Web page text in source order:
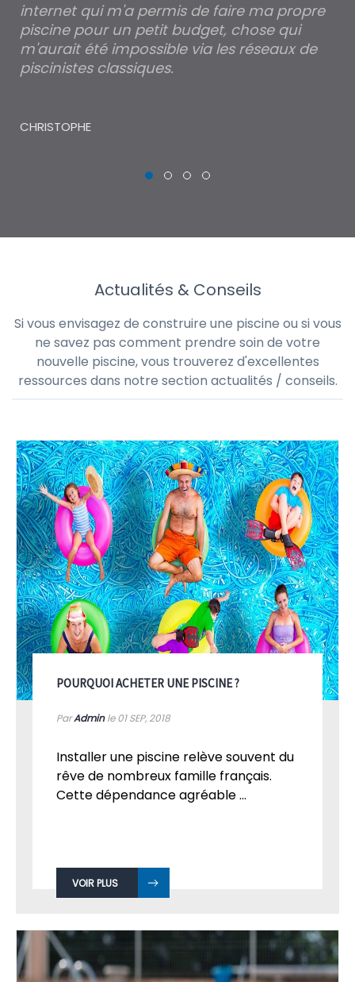
internet qui m'a permis de faire ma propre
piscine pour un petit budget, chose qui
m'aurait été impossible via les réseaux de
piscinistes classiques.
CHRISTOPHE
Actualités & Conseils
Si vous envisagez de construire une piscine ou si vous
ne savez pas comment prendre soin de votre
nouvelle piscine, vous trouverez d'excellentes
ressources dans notre section actualités / conseils.
POURQUOI ACHETER UNE PISCINE ?
ParAdminle 01SEP, 2018
Installer une piscine relève souvent du
rêve de nombreux famille français.
Cette dépendance agréable ...
VOIR PLUS